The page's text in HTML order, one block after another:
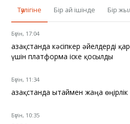
Тәулігіне
Бір ай ішінде Бір
Бүгін, 17:04
Қазақстанда кәсіпкер әйелдерді
үшін платформа іске қосылды
Бүгін, 11:34
Қазақстанда Қытаймен жаңа
Бүгін, 10:35